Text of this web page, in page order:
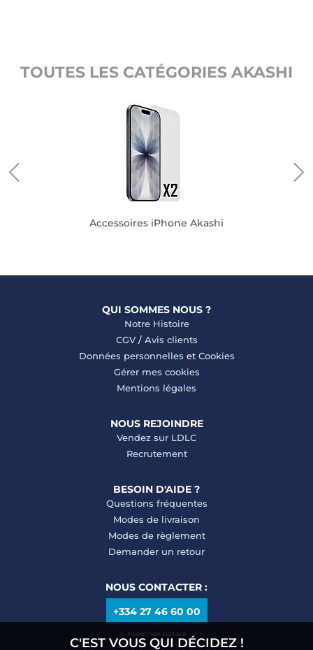
TOUTES LES CATÉGORIES AKASHI
Accessoires iPhone Akashi
QUI SOMMES NOUS ?
Notre Histoire
CGV/ Avis clients
Données personnelles et Cookies
Gérer mes cookies
Mentions légales
NOUS REJOINDRE
Vendez sur LDLC
Recrutement
BESOIN D'AIDE ?
Questions fréquentes
Modes de livraison
Modes de règlement
Demander un retour
NOUS CONTACTER :
+334 27 46 60 00
Appel non surtaxé
C'EST VOUS QUI DÉCIDEZ !